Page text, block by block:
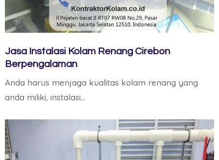
Jasa Instalasi Kolam Renang Cirebon
Berpengalaman
Anda harus menjaga kualitas kolam renang yang
anda miliki, instalasi…